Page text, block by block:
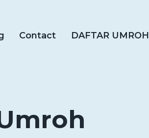
Contact DAFTAR UMROH